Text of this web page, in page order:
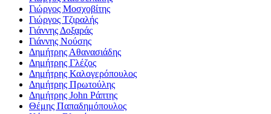
Γιώργος Μοσχοβίτης
Γιώργος Τζιραλής
Γιάννης Δοξαράς
Γιάννης Νούσης
Δημήτρης Αθανασιάδης
Δημήτρης Γλέζος
Δημήτρης Καλογερόπουλος
Δημήτρης Πρωτούλης
Δημήτρης John Ράπτης
Θέμης Παπαδημόπουλος